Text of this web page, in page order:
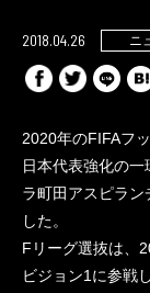
2018.04.26 ニ
2020年のFIFAフ
日本代表強化の
ラ町田アスピラン
した。
Fリーグ選抜は、
ビジョン1に参戦